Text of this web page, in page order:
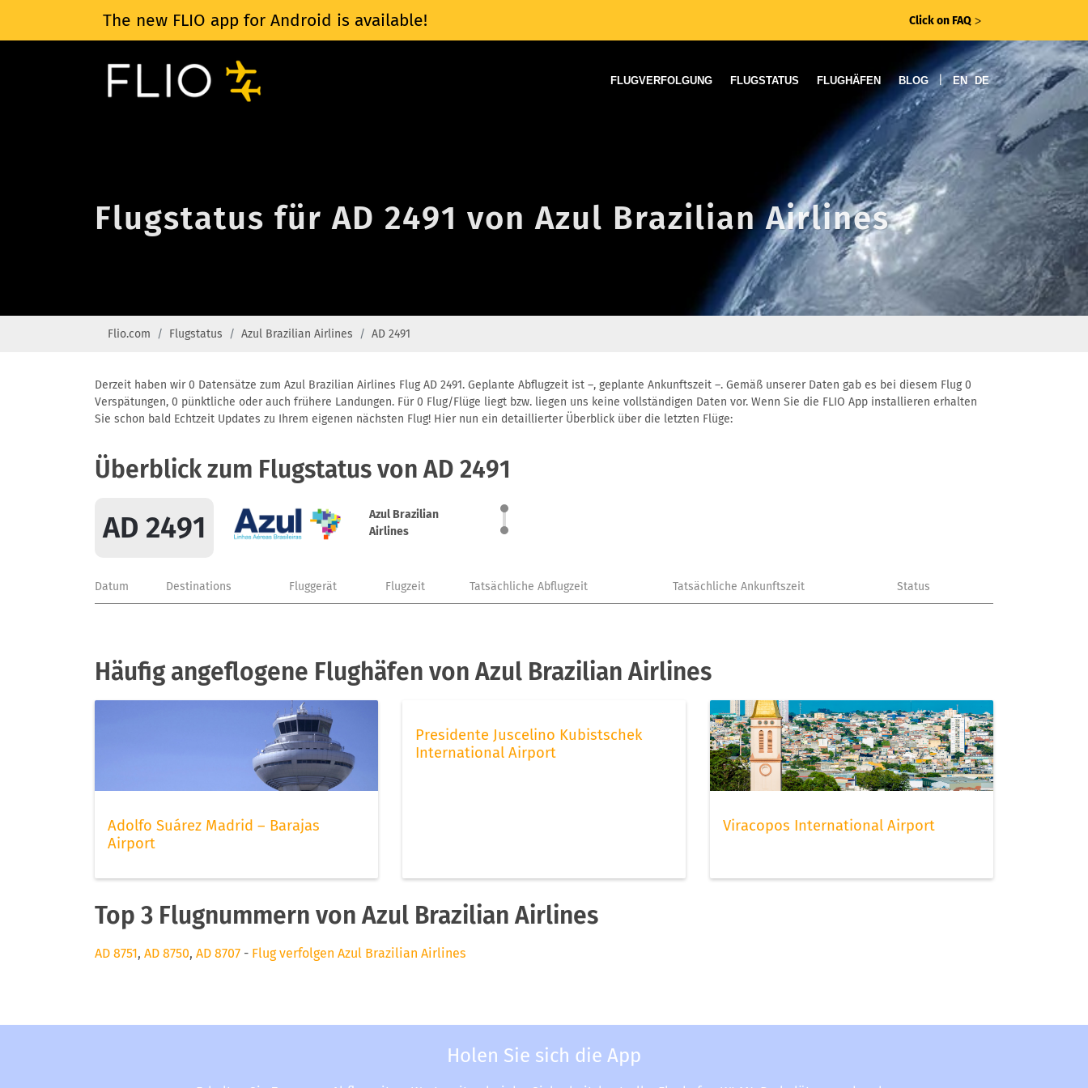
The new FLIO app for Android is available! Click on FAQ ᐳ
FLUGVERFOLGUNG FLUGSTATUS FLUGHÄFEN BLOG | EN DE
Flugstatus für AD 2491 von Azul Brazilian Airlines
Flio.com Flugstatus Azul Brazilian Airlines AD 2491
Derzeit haben wir 0 Datensätze zum Azul Brazilian Airlines Flug AD 2491. Geplante Abflugzeit ist –, geplante Ankunftszeit –. Gemäß unserer Daten gab es bei diesem Flug 0
Verspätungen, 0 pünktliche oder auch frühere Landungen. Für 0 Flug/Flüge liegt bzw. liegen uns keine vollständigen Daten vor. Wenn Sie die FLIO App installieren erhalten
Sie schon bald Echtzeit Updates zu Ihrem eigenen nächsten Flug! Hier nun ein detaillierter Überblick über die letzten Flüge:
Überblick zum Flugstatus von AD 2491
AD 2491
Azul Brazilian
Airlines
Datum Destinations Fluggerät Flugzeit Tatsächliche Abflugzeit Tatsächliche Ankunftszeit Status
Häufig angeflogene Flughäfen von Azul Brazilian Airlines
Adolfo Suárez Madrid – Barajas
Airport
Presidente Juscelino Kubistschek
International Airport
Viracopos International Airport
Top 3 Flugnummern von Azul Brazilian Airlines
AD 8751, AD 8750, AD 8707 - Flug verfolgen Azul Brazilian Airlines
Holen Sie sich die App